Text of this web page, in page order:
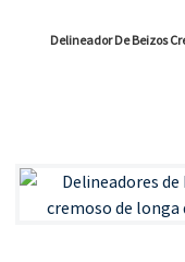
Delineador De Beizos